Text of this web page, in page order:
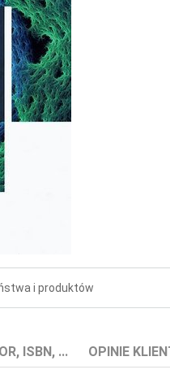
i produktów
ISBN, ... OPINIE